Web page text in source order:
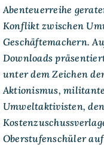
Abenteuerreihe
Konflikt zwischen
Geschäftemachern.
Downloads
unter dem Zeichen
Aktionismus,
Umweltaktivisten,
Oberstufenschüler